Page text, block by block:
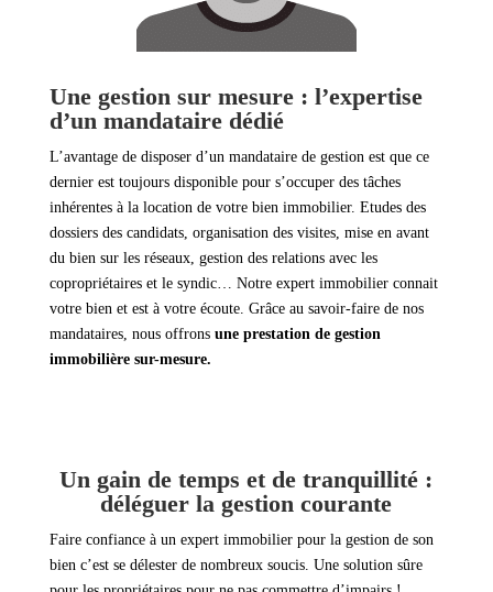
Une gestion sur mesure : l’expertise
d’un mandataire dédié
L’avantage de disposer d’un mandataire de gestion est que ce
dernier est toujours disponible pour s’occuper des tâches
inhérentes à la location de votre bien immobilier. Etudes des
dossiers des candidats, organisation des visites, mise en avant
du bien sur les réseaux, gestion des relations avec les
copropriétaires et le syndic… Notre expert immobilier connait
votre bien et est à votre écoute. Grâce au savoir-faire de nos
mandataires, nous offrons une prestation de gestion
immobilière sur-mesure.
Un gain de temps et de tranquillité :
déléguer la gestion courante
Faire confiance à un expert immobilier pour la gestion de son
bien c’est se délester de nombreux soucis. Une solution sûre